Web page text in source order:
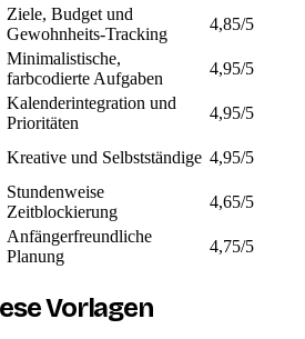
Ziele, Budget und
Gewohnheits-Tracking
4,85/5
Minimalistische,
farbcodierte Aufgaben
4,95/5
Kalenderintegration und
Prioritäten
4,95/5
Kreative und Selbstständige 4,95/5
Stundenweise
Zeitblockierung
4,65/5
Anfängerfreundliche
Planung
4,75/5
Vorlagen